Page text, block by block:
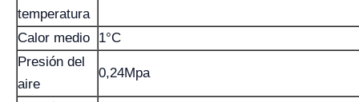
temperatura
Calor medio
1°C
Presión del
aire
0,24Mpa